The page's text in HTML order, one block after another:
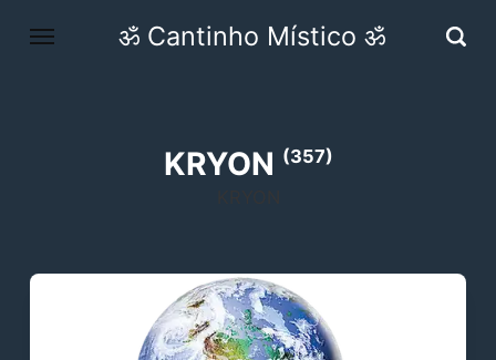
ॐ Cantinho Místico ॐ
KRYON (357)